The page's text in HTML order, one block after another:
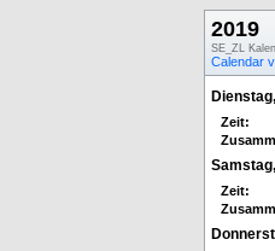
2019
SE_ZL
Calendar
Zeit:
Zeit: